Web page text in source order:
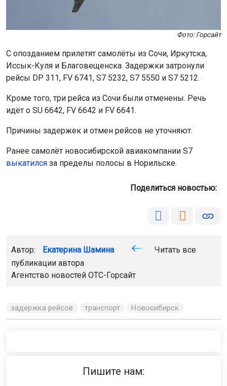
Фото: Горсайт
С опозданием прилетят самолёты из Сочи, Иркутска,
Иссык-Куля и Благовещенска. Задержки затронули
рейсы DP 311, FV 6741, S7 5232, S7 5550 и S7 5212.
Кроме того, три рейса из Сочи были отменены. Речь
идёт о SU 6642, FV 6642 и FV 6641.
Причины задержек и отмен рейсов не уточняют.
Ранее самолёт новосибирской авиакомпании S7
выкатился за пределы полосы в Норильске.
Поделиться новостью:
Автор: Екатерина Шамина
Читать все
публикации автора
Агентство новостей ОТС-Горсайт
задержка рейсов транспорт Новосибирск
Пишите нам: